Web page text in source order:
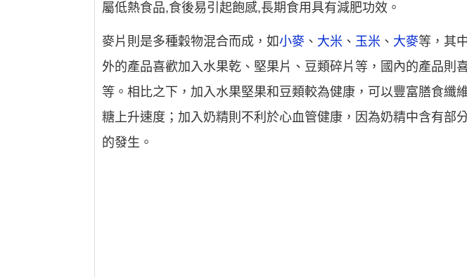
屬低熱食品,食後易引起飽感,長期食用具有減肥功效。
麥片則是多種穀物混合而成，如小麥 、 大米 、 玉米 、 大麥等，其
外的產品喜歡加入水果乾、堅果片、豆類碎片等，國內的產品則
等。相比之下，加入水果堅果和豆類較為健康，可以豐富膳食纖
糖上升速度；加入奶精則不利於心血管健康，因為奶精中含有部
的發生。